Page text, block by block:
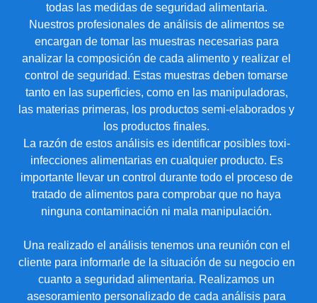
todas las medidas de seguridad alimentaria.
Nuestros profesionales de análisis de alimentos se
encargan de tomar las muestras necesarias para
analizar la composición de cada alimento y realizar el
control de seguridad. Estas muestras deben tomarse
tanto en las superficies, como en las manipuladoras,
las materias primeras, los productos semi-elaborados y
los productos finales.
La razón de estos análisis es identificar posibles toxi-
infecciones alimentarias en cualquier producto. Es
importante llevar un control durante todo el proceso de
tratado de alimentos para comprobar que no haya
ninguna contaminación ni mala manipulación.
Una realizado el análisis tenemos una reunión con el
cliente para informarle de la situación de su negocio en
cuanto a seguridad alimentaria. Realizamos un
asesoramiento personalizado de cada análisis para